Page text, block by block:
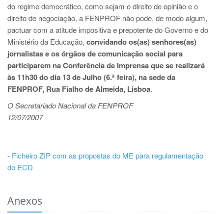
do regime democrático, como sejam o direito de opinião e o
direito de negociação, a FENPROF não pode, de modo algum,
pactuar com a atitude impositiva e prepotente do Governo e do
Ministério da Educação, convidando os(as) senhores(as)
jornalistas e os órgãos de comunicação social para
participarem na Conferência de Imprensa que se realizará
às 11h30 do dia 13 de Julho (6.ª feira), na sede da
FENPROF, Rua Fialho de Almeida, Lisboa.
O Secretariado Nacional da FENPROF
12/07/2007
- Ficheiro ZIP com as propostas do ME para regulamentação
do ECD
Anexos